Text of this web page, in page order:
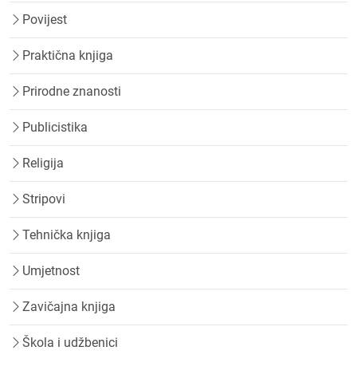
Povijest
Praktična knjiga
Prirodne znanosti
Publicistika
Religija
Stripovi
Tehnička knjiga
Umjetnost
Zavičajna knjiga
Škola i udžbenici